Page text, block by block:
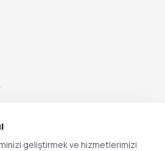
geliştirmek ve hizmetlerimizi